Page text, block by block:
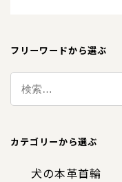
フリーワードから選ぶ
カテゴリーから選ぶ
犬の本革首輪